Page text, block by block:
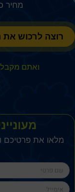
מחיר
רוצה לרכוש את
ואתם
מלאו את פרטיכם
firstName
email